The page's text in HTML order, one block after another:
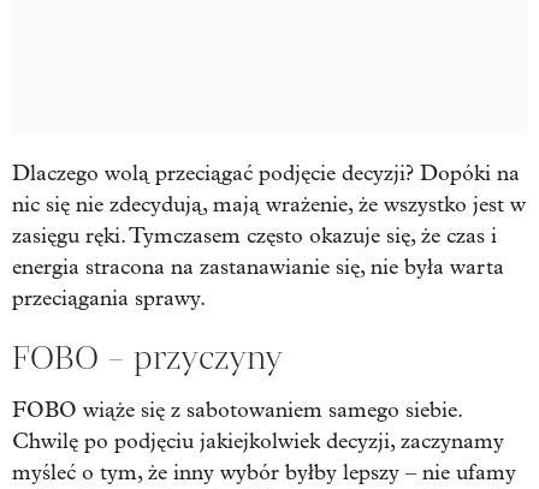
Dlaczego wolą przeciągać podjęcie decyzji? Dopóki na
nic się nie zdecydują, mają wrażenie, że wszystko jest w
zasięgu ręki. Tymczasem często okazuje się, że czas i
energia stracona na zastanawianie się, nie była warta
przeciągania sprawy.
FOBO – przyczyny
FOBO wiąże się z sabotowaniem samego siebie.
Chwilę po podjęciu jakiejkolwiek decyzji, zaczynamy
myśleć o tym, że inny wybór byłby lepszy – nie ufamy